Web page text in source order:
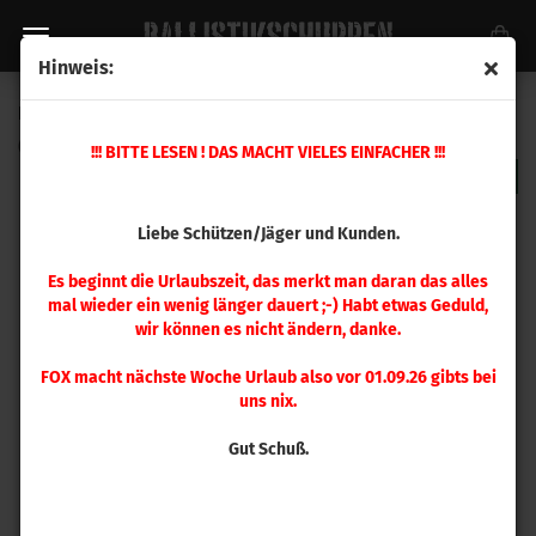
Hinweis:
!!! BITTE LESEN ! DAS MACHT VIELES EINFACHER !!!
Liebe Schützen/Jäger und Kunden.
Es beginnt die Urlaubszeit, das merkt man daran das alles
mal wieder ein wenig länger dauert ;-) Habt etwas Geduld,
wir können es nicht ändern, danke.
FOX macht nächste Woche Urlaub also vor 01.09.26 gibts bei
uns nix.
Gut Schuß.
31301)